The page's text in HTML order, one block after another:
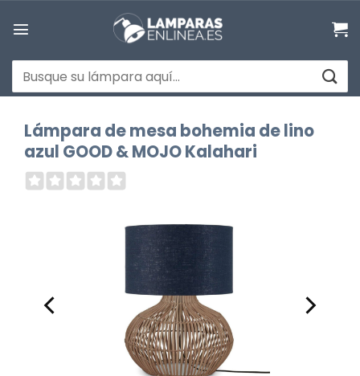
Buscar
por:
Lámpara de mesa bohemia de lino
azul GOOD & MOJO Kalahari